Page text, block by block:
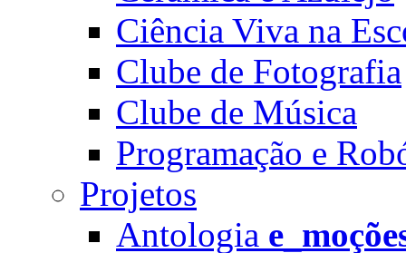
Ciência Viva na
Clube de Fotografia
Clube de Música
Programação e
Projetos
Antologia